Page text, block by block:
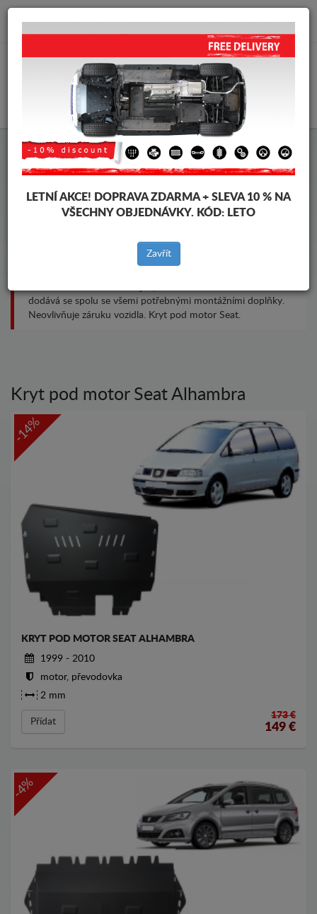
info@krytpodmotor.com
Kryt pod motor Seat
dodává se spolu se všemi potřebnými montážními doplňky.
Neovlivňuje záruku vozidla. Kryt pod motor Seat.
Kryt pod motor Seat Alhambra
-14%
KRYT POD MOTOR SEAT ALHAMBRA
1999 - 2010
motor, převodovka
2 mm
Přídat
173 €
149 €
-4%
LETNÍ AKCE! DOPRAVA ZDARMA + SLEVA 10 % NA
VŠECHNY OBJEDNÁVKY. KÓD: LETO
Zavřít